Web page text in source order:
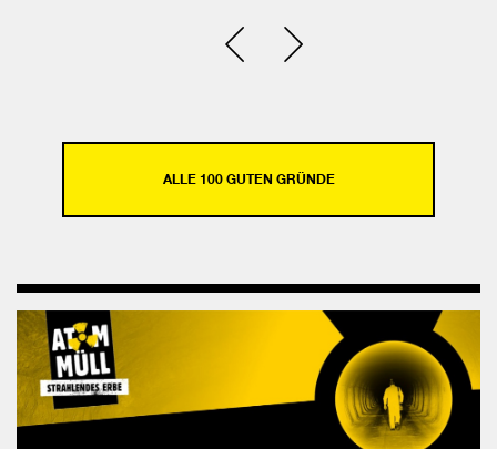
Einen Slide zurück
Einen Slide vor
ALLE 100 GUTEN GRÜNDE